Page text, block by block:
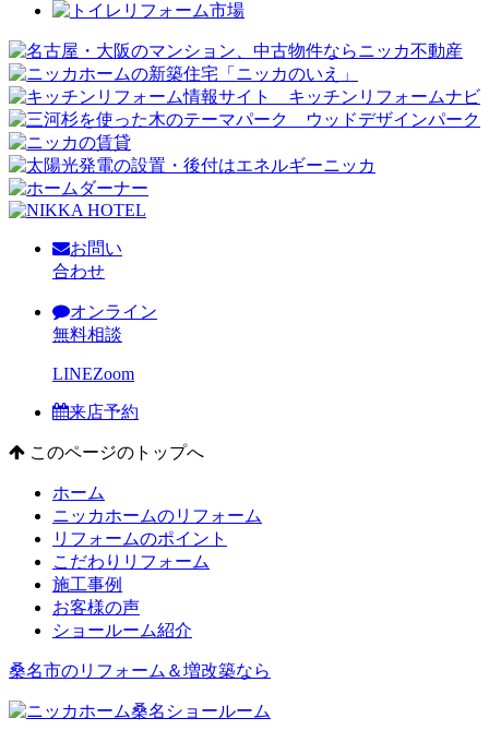
お問い
合わせ
オンライン
無料相談
LINEZoom
来店予約
このページのトップへ
ホーム
ニッカホームのリフォーム
リフォームのポイント
こだわりリフォーム
施工事例
お客様の声
ショールーム紹介
桑名市のリフォーム＆増改築なら